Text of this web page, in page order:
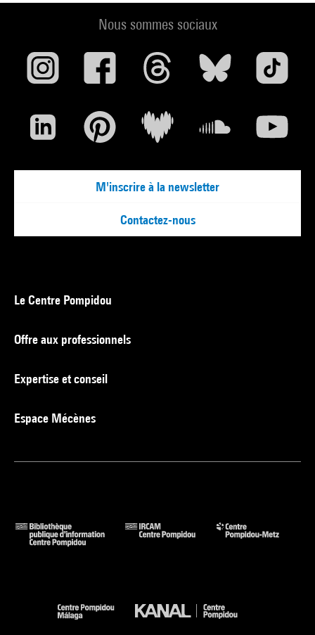
Nous sommes sociaux
M'inscrire à la newsletter
Contactez-nous
Le Centre Pompidou
Offre aux professionnels
Expertise et conseil
Espace Mécènes